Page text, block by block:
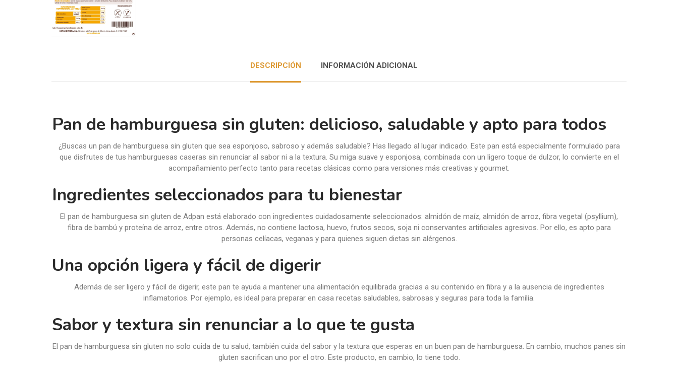
DESCRIPCIÓN INFORMACIÓN ADICIONAL
Pan de hamburguesa sin gluten: delicioso, saludable y apto para todos
¿Buscas un pan de hamburguesa sin gluten que sea esponjoso, sabroso y además saludable? Has llegado al lugar indicado. Este pan está especialmente formulado para
que disfrutes de tus hamburguesas caseras sin renunciar al sabor ni a la textura. Su miga suave y esponjosa, combinada con un ligero toque de dulzor, lo convierte en el
acompañamiento perfecto tanto para recetas clásicas como para versiones más creativas y gourmet.
Ingredientes seleccionados para tu bienestar
El pan de hamburguesa sin gluten de Adpan está elaborado con ingredientes cuidadosamente seleccionados: almidón de maíz, almidón de arroz, fibra vegetal (psyllium),
fibra de bambú y proteína de arroz, entre otros. Además, no contiene lactosa, huevo, frutos secos, soja ni conservantes artificiales agresivos. Por ello, es apto para
personas celíacas, veganas y para quienes siguen dietas sin alérgenos.
Una opción ligera y fácil de digerir
Además de ser ligero y fácil de digerir, este pan te ayuda a mantener una alimentación equilibrada gracias a su contenido en fibra y a la ausencia de ingredientes
inflamatorios. Por ejemplo, es ideal para preparar en casa recetas saludables, sabrosas y seguras para toda la familia.
Sabor y textura sin renunciar a lo que te gusta
El pan de hamburguesa sin gluten no solo cuida de tu salud, también cuida del sabor y la textura que esperas en un buen pan de hamburguesa. En cambio, muchos panes sin
gluten sacrifican uno por el otro. Este producto, en cambio, lo tiene todo.